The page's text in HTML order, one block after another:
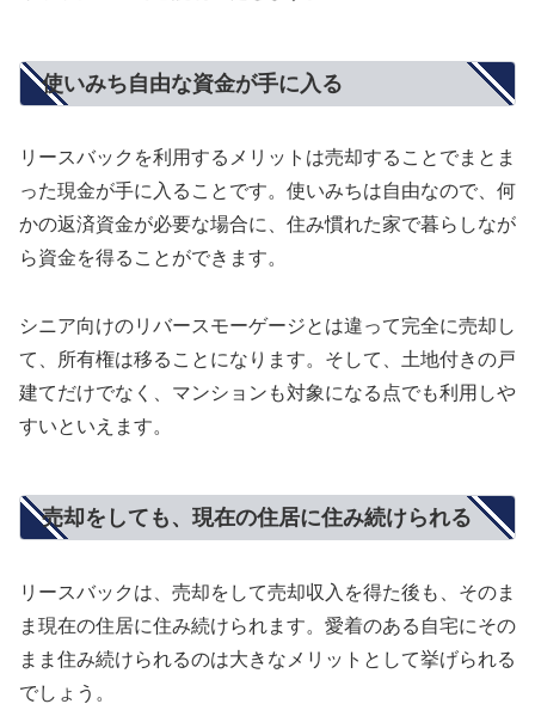
使いみち自由な資金が手に入る
リースバックを利用するメリットは売却することでまとま
った現金が手に入ることです。使いみちは自由なので、何
かの返済資金が必要な場合に、住み慣れた家で暮らしなが
ら資金を得ることができます。
シニア向けのリバースモーゲージとは違って完全に売却し
て、所有権は移ることになります。そして、土地付きの戸
建てだけでなく、マンションも対象になる点でも利用しや
すいといえます。
売却をしても、現在の住居に住み続けられる
リースバックは、売却をして売却収入を得た後も、そのま
ま現在の住居に住み続けられます。愛着のある自宅にその
まま住み続けられるのは大きなメリットとして挙げられる
でしょう。